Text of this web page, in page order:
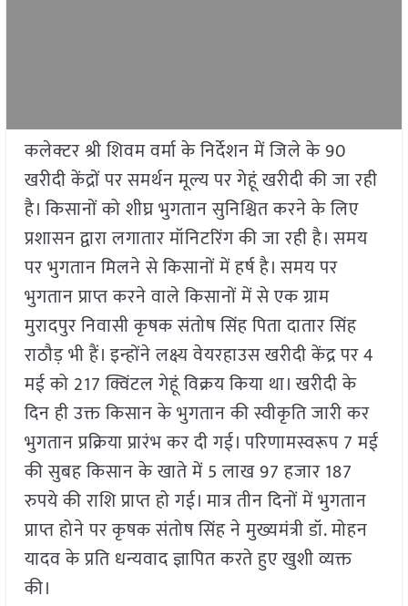
कलेक्टर श्री शिवम वर्मा के निर्देशन में जिले के 90
खरीदी केंद्रों पर समर्थन मूल्य पर गेहूं खरीदी की जा रही
है। किसानों को शीघ्र भुगतान सुनिश्चित करने के लिए
प्रशासन द्वारा लगातार मॉनिटरिंग की जा रही है। समय
पर भुगतान मिलने से किसानों में हर्ष है। समय पर
भुगतान प्राप्त करने वाले किसानों में से एक ग्राम
मुरादपुर निवासी कृषक संतोष सिंह पिता दातार सिंह
राठौड़ भी हैं। इन्होंने लक्ष्य वेयरहाउस खरीदी केंद्र पर 4
मई को 217 क्विंटल गेहूं विक्रय किया था। खरीदी के
दिन ही उक्त किसान के भुगतान की स्वीकृति जारी कर
भुगतान प्रक्रिया प्रारंभ कर दी गई। परिणामस्वरूप 7 मई
की सुबह किसान के खाते में 5 लाख 97 हजार 187
रुपये की राशि प्राप्त हो गई। मात्र तीन दिनों में भुगतान
प्राप्त होने पर कृषक संतोष सिंह ने मुख्यमंत्री डॉ. मोहन
यादव के प्रति धन्यवाद ज्ञापित करते हुए खुशी व्यक्त
की।